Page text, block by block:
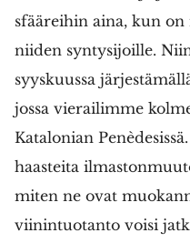
sfääreihin aina, kun
niiden syntysijoille.
syyskuussa
jossa vierailimme
Katalonian
haasteita
miten ne ovat
viinintuotanto voisi